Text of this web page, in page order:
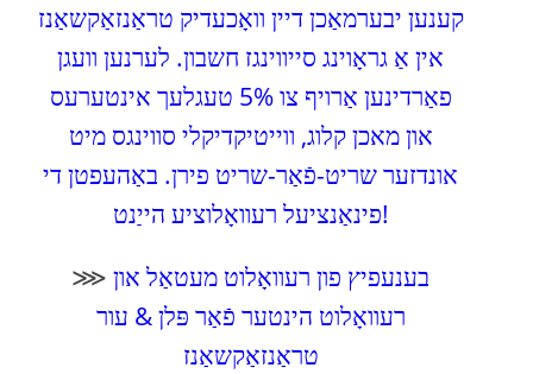
קענען יבערמאַכן דיין וואָכעדיק טראַנזאַקשאַנז
אין אַ גראָוינג סייווינגז חשבון. לערנען וועגן
פאַרדינען אַרויף צו 5% טעגלעך אינטערעס
און מאכן קלוג, ווייטיקדיקלי סווינגס מיט
אונדזער שריט-פֿאַר-שריט פירן. באַהעפטן די
פינאַנציעל רעוואָלוציע הייַנט!
⋙בענעפיץ פון רעוואָלוט מעטאַל און
רעוואָלוט הינטער פֿאַר פּלן & עור
טראַנזאַקשאַנז